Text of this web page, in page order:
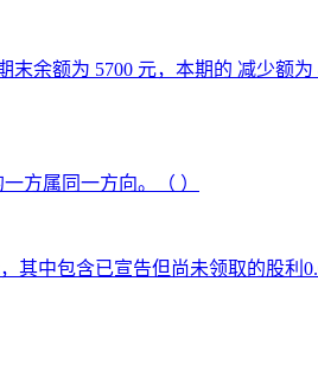
余额为 5700 元，本期的 减少额
方属同一方向。（ ）
其中包含已宣告但尚未领取的股